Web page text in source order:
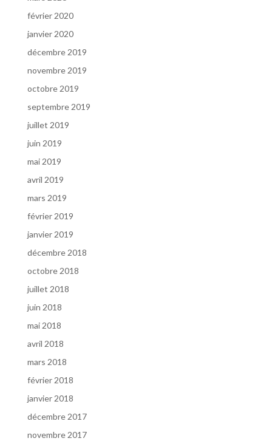
février 2020
janvier 2020
décembre 2019
novembre 2019
octobre 2019
septembre 2019
juillet 2019
juin 2019
mai 2019
avril 2019
mars 2019
février 2019
janvier 2019
décembre 2018
octobre 2018
juillet 2018
juin 2018
mai 2018
avril 2018
mars 2018
février 2018
janvier 2018
décembre 2017
novembre 2017